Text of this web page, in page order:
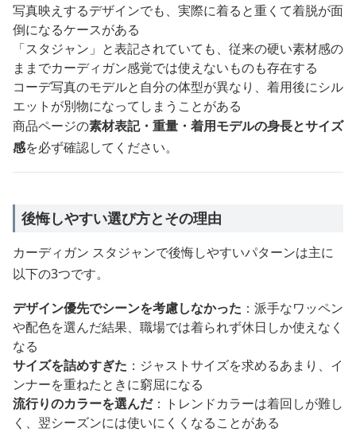
写真映えするデザインでも、実際に着ると重くて着脱が面
倒になるケースがある
「スタジャン」と表記されていても、従来の硬い素材感の
ままでカーディガン感覚では使えないものも存在する
コーデ写真のモデルと自分の体型が異なり、着用後にシル
エットが別物になってしまうことがある
商品ページの素材表記・重量・着用モデルの身長とサイズ
感を必ず確認してください。
後悔しやすい選び方とその理由
カーディガン スタジャンで後悔しやすいパターンは主に
以下の3つです。
デザイン優先でシーンを考慮しなかった ：派手なワッペン
や配色を選んだ結果、職場では着られず休日しか使えなく
なる
サイズを詰めすぎた ：ジャストサイズを求めるあまり、イ
ンナーを重ねたときに窮屈になる
流行りのカラーを選んだ：トレンドカラーは着回しが難し
く、翌シーズンには使いにくくなることがある